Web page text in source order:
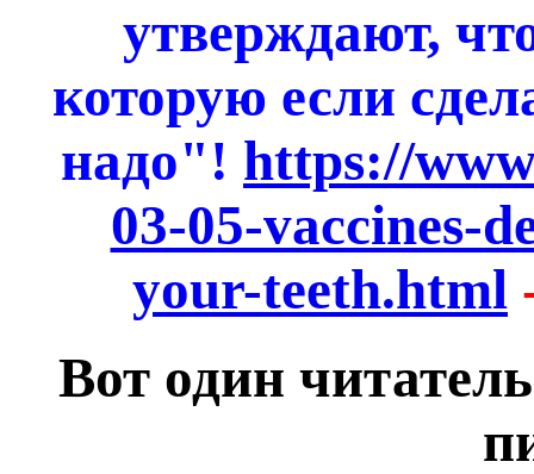
утверждают,
которую если
надо"! https://
03-05-vaccines-
your-teeth.html
Вот один